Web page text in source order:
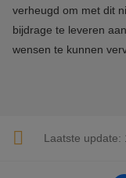
verheugd om met dit
bijdrage te leveren
wensen te kunnen
Laatste update: